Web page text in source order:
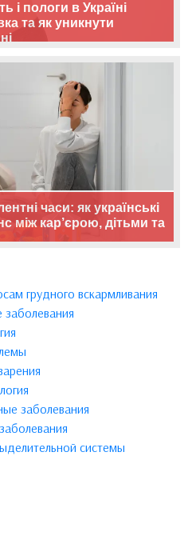
і пологи в Україні
та як уникнути
часи: як українські
між кар’єрою, дітьми та
грудного вскармливания
заболевания
системы